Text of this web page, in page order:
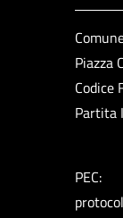
Piazza
Codice
Partita
PEC: